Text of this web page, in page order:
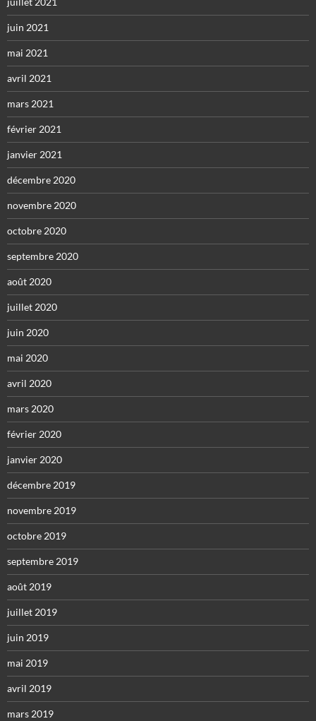
juin 2021
mai 2021
avril 2021
mars 2021
février 2021
janvier 2021
décembre 2020
novembre 2020
octobre 2020
septembre 2020
août 2020
juillet 2020
juin 2020
mai 2020
avril 2020
mars 2020
février 2020
janvier 2020
décembre 2019
novembre 2019
octobre 2019
septembre 2019
août 2019
juillet 2019
juin 2019
mai 2019
avril 2019
mars 2019